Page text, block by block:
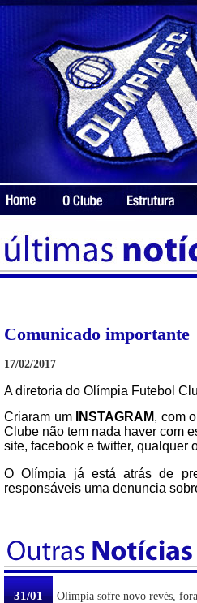
Comunicado importante
17/02/2017
A diretoria do Olímpia Futebol
Criaram um
INSTAGRAM, com
Clube não tem nada haver com
site, facebook e twitter, qualquer
O Olímpia já está atrás de
responsáveis uma denuncia
31/01 Olímpia sofre novo revés,